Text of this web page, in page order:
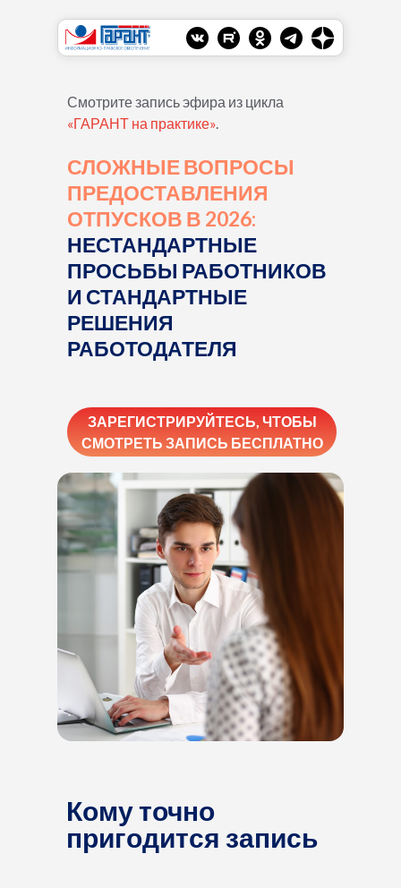
СЛОЖНЫЕ ВОПРОСЫ
ПРЕДОСТАВЛЕНИЯ
ОТПУСКОВ В 2026:
НЕСТАНДАРТНЫЕ
ПРОСЬБЫ РАБОТНИКОВ
И СТАНДАРТНЫЕ
РЕШЕНИЯ
РАБОТОДАТЕЛЯ
Смотрите запись эфира из цикла
«ГАРАНТ на практике».
ЗАРЕГИСТРИРУЙТЕСЬ, ЧТОБЫ
СМОТРЕТЬ ЗАПИСЬ БЕСПЛАТНО
Кому точно
пригодится запись